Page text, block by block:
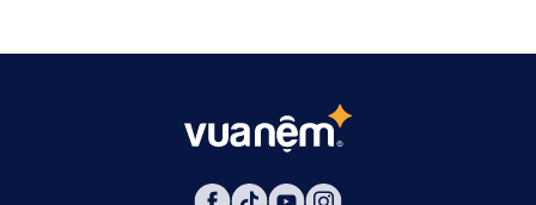
7.1. Nệm lò xo Dunlopillo có bị rung rinh khi người
nằm cạnh xoay mình không?
7.2. Nệm Dunlopillo có bị nóng lưng không?